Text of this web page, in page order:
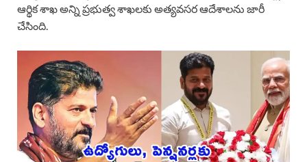
ఆర్థిక శాఖ అన్ని ప్రభుత్వ శాఖలకు అత్యవసర ఆదేశాలను జారీ
చేసింది.